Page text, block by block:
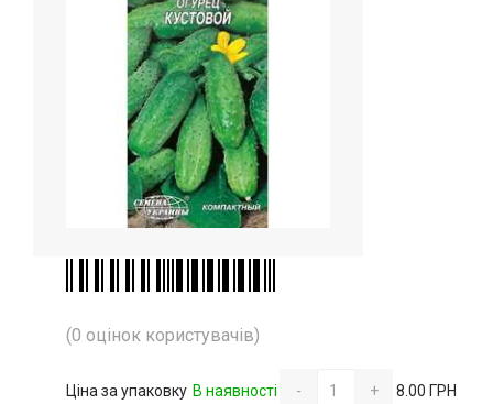
(0 оцінок користувачів)
Ціна за упаковку В наявності - + 8.00 ГРН